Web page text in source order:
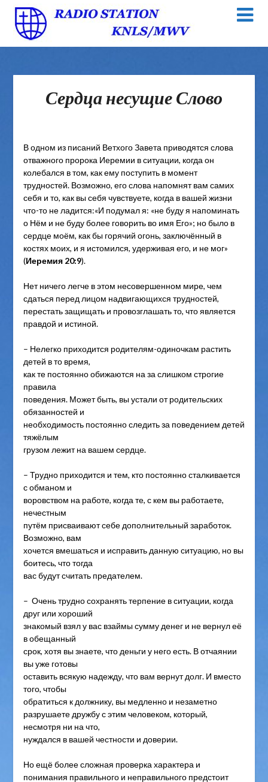
Сердца несущие Слово
В одном из писаний Ветхого Завета приводятся слова
отважного пророка Иеремии в ситуации, когда он
колебался в том, как ему поступить в момент
трудностей. Возможно, его слова напомнят вам самих
себя и то, как вы себя чувствуете, когда в вашей жизни
что-то не ладится:«И подумал я: «не буду я напоминать
о Нём и не буду более говорить во имя Его»; но было в
сердце моём, как бы горячий огонь, заключённый в
костях моих, и я истомился, удерживая его, и не мог»
(Иеремия 20:9).
Нет ничего легче в этом несовершенном мире, чем
сдаться перед лицом надвигающихся трудностей,
перестать защищать и провозглашать то, что является
правдой и истиной.
– Нелегко приходится родителям-одиночкам растить
детей в то время,
как те постоянно обижаются на за слишком строгие
правила
поведения. Может быть, вы устали от родительских
обязанностей и
необходимость постоянно следить за поведением детей
тяжёлым
грузом лежит на вашем сердце.
– Трудно приходится и тем, кто постоянно сталкивается
с обманом и
воровством на работе, когда те, с кем вы работаете,
нечестным
путём присваивают себе дополнительный заработок.
Возможно, вам
хочется вмешаться и исправить данную ситуацию, но вы
боитесь, что тогда
вас будут считать предателем.
– Очень трудно сохранять терпение в ситуации, когда
друг или хороший
знакомый взял у вас взаймы сумму денег и не вернул её
в обещанный
срок, хотя вы знаете, что деньги у него есть. В отчаянии
вы уже готовы
оставить всякую надежду, что вам вернут долг. И вместо
того, чтобы
обратиться к должнику, вы медленно и незаметно
разрушаете дружбу с этим человеком, который,
несмотря ни на что,
нуждался в вашей честности и доверии.
Но ещё более сложная проверка характера и
понимания правильного и неправильного предстоит